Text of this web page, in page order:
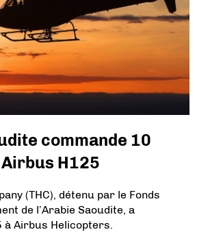
commande 10
H125
(THC), détenu par le Fonds
de l’Arabie Saoudite, a
à Airbus Helicopters.